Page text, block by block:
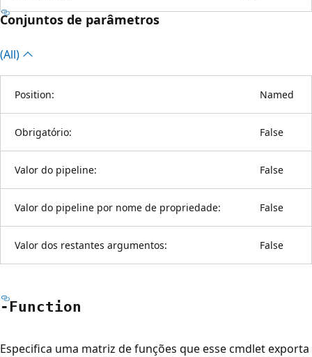
Conjuntos de parâmetros
(All)
Position: Named
Obrigatório: False
Valor do pipeline: False
Valor do pipeline por nome de propriedade: False
Valor dos restantes argumentos: False
-Function
Especifica uma matriz de funções que esse cmdlet exporta